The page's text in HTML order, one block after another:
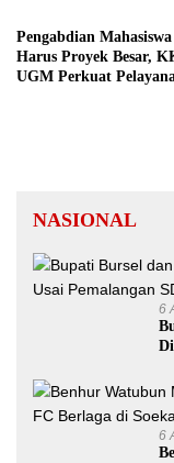
Pengabdian
Harus Proyek Besar,
UGM Perkuat
NASIONAL
6
6